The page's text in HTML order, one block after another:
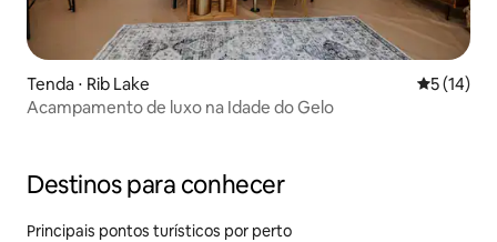
Tenda ⋅ Rib Lake 5 de uma
5 (14)
Acampamento de luxo na Idade do Gelo
Destinos para conhecer
Principais pontos turísticos por perto